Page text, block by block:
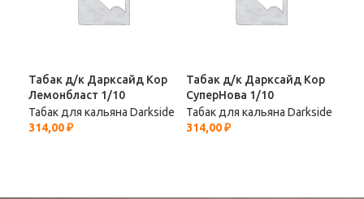
Табак д/к Дарксайд Кор
Лемонбласт 1/10
Табак для кальяна Darkside
314,00₽
Табак д/к Дарксайд Кор
СуперНова 1/10
Табак для кальяна Darkside
314,00₽